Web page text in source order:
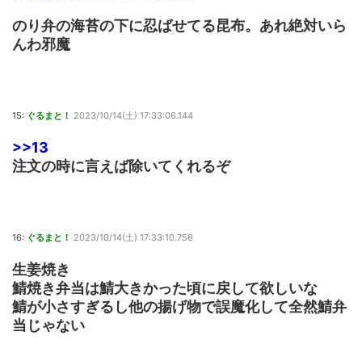
のり弁の海苔の下に忍ばせてる昆布。あれ絶対いら
んわ邪魔
15: ぐるまと！ 2023/10/14(土) 17:33:06.144
>>13
注文の時に言えば除いてくれるぞ
16: ぐるまと！ 2023/10/14(土) 17:33:10.756
生姜焼き
鯖焼き弁当は鯖大きかった頃に戻して欲しいな
鯖が小さすぎるし他の揚げ物で誤魔化して全然鯖弁
当じゃない